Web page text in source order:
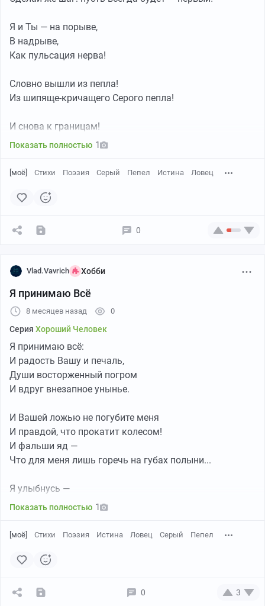
Вы напугали деда
Я и Ты — на порыве,
В надрыве,
Как пульсация нерва!
Словно вышли из пепла!
Из шипяще-кричащего Серого пепла!
И снова к границам!
Тебе Истины мало —
Только там — ты живешь!
Ты — бессмертен!
Показать полностью 1
[моё] Стихи Поэзия Серый Пепел Истина Ловец
0
Vlad.Vavrich Хобби
Я принимаю Всё
8 месяцев назад 0
Серия Хороший Человек
Я принимаю всё:
И радость Вашу и печаль,
Души восторженный погром
И вдруг внезапное унынье.
И Вашей ложью не погубите меня
И правдой, что прокатит колесом!
И фальши яд —
Что для меня лишь горечь на губах полыни...
Я улыбнусь —
Улыбку растяну свою пошире
Что Вас люблю!
Что потеряли в этом бедном мире!
Я сам отдам Вам,
Показать полностью 1
[моё] Стихи Поэзия Истина Ловец Серый Пепел
0 3